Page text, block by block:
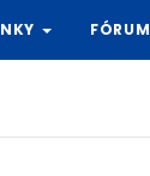
FÓRUM